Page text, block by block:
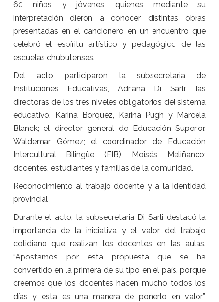
60 niños y jóvenes, quienes mediante su
interpretación dieron a conocer distintas obras
presentadas en el cancionero en un encuentro que
celebró el espíritu artístico y pedagógico de las
escuelas chubutenses.
Del acto participaron la subsecretaria de
Instituciones Educativas, Adriana Di Sarli; las
directoras de los tres niveles obligatorios del sistema
educativo, Karina Borquez, Karina Pugh y Marcela
Blanck; el director general de Educación Superior,
Waldemar Gómez; el coordinador de Educación
Intercultural Bilingüe (EIB), Moisés Meliñanco;
docentes, estudiantes y familias de la comunidad.
Reconocimiento al trabajo docente y a la identidad
provincial
Durante el acto, la subsecretaria Di Sarli destacó la
importancia de la iniciativa y el valor del trabajo
cotidiano que realizan los docentes en las aulas.
“Apostamos por esta propuesta que se ha
convertido en la primera de su tipo en el país, porque
creemos que los docentes hacen mucho todos los
días y esta es una manera de ponerlo en valor”,